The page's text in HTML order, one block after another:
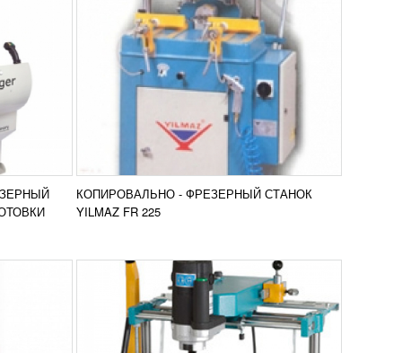
КОПИРОВАЛЬНО - ФРЕЗЕРНЫЙ СТАНОК
YILMAZ FR 225
221S
работ
КОПИРОВАЛЬНО - ФРЕЗЕРНЫЙ
СТАНОК YILMAZ FR 222
Настольный агрегат Yilmaz FR 222 для
проведения фрезерной обработки и
копирования позволяет делать
различные отверстия в заготовках из
ПВХ и...
ПОДРОБНЕЕ
Добавить в
сравнение